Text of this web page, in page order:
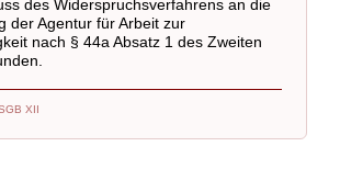
des Widerspruchsverfahrens an die
der Agentur für Arbeit zur
nach § 44a Absatz 1 des Zweiten
XII